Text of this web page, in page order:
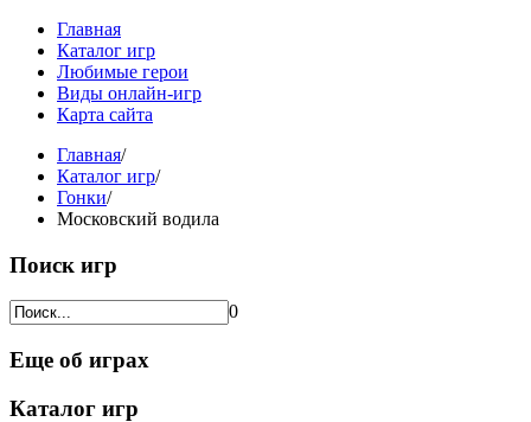
Главная
Каталог игр
Любимые герои
Виды онлайн-игр
Карта сайта
Главная/
Каталог игр/
Гонки/
Московский водила
Поиск игр
0
Еще об играх
Каталог игр